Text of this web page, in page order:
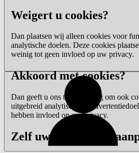
Weigert u cookies?
Dan plaatsen wij alleen cookies voor
analytische doelen. Deze cookies
weinig tot geen invloed op uw privacy.
Akkoord met cookies?
Dan geeft u ons toestemming om ook
uitgebreid analytische en
hebben invloed op uw privacy.
Zelf uw voorkeuren